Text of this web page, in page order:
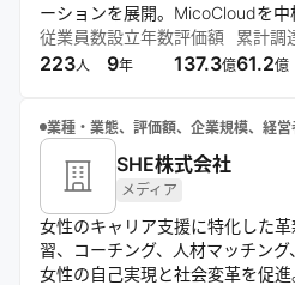
ーションを展開。MicoCloudを中
ニケーション最適化を通じて売上
機能開発とサポート体制の充実に
従業員数
223人
設立年数
9年
評価額
137.3億
累計調
61.2億
業種・業態、評価額、企業規模、経
SHE株式会社
メディア
女性のキャリア支援に特化した
習、コーチング、人材マッチング
女性の自己実現と社会変革を促